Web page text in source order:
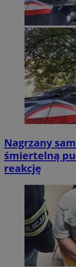
Nagrzany
śmiertelną
reakcję